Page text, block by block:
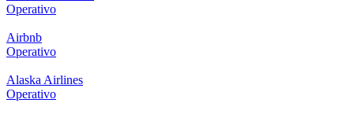
Operativo
Airbnb
Operativo
Alaska Airlines
Operativo